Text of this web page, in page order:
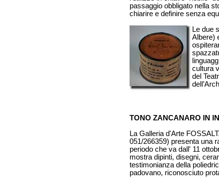
passaggio obbligato nella
chiarire e definire senza
Le due
Albere)
cultura
del
TONO ZANCANARO IN
La Galleria d'Arte
051/266359) presenta una
periodo che va dall' 11
mostra dipinti, disegni,
testimonianza della
padovano, riconosciuto